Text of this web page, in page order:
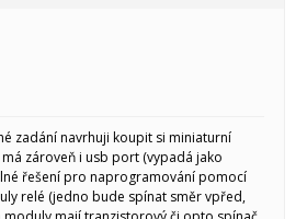
zadání navrhuji koupit si miniaturní
zároveň i usb port (vypadá jako
řešení pro naprogramování pomocí
relé (jedno bude spínat směr vpřed,